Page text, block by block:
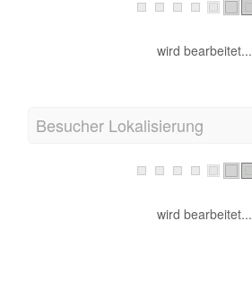
wird bearbeitet...
Besucher Lokalisierung
wird bearbeitet...